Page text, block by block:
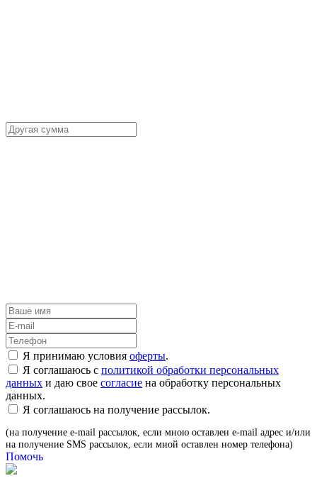
Я принимаю условия оферты.
Я соглашаюсь с политикой обработки персональных
данных и даю свое согласие на обработку персональных
данных.
Я соглашаюсь на получение рассылок.
(на получение e-mail рассылок, если мною оставлен e-mail адрес и/или
на получение SMS рассылок, если мной оставлен номер телефона)
Помочь